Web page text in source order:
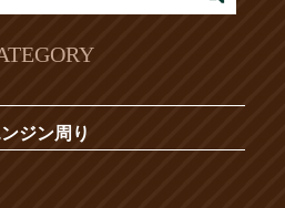
ジン周り